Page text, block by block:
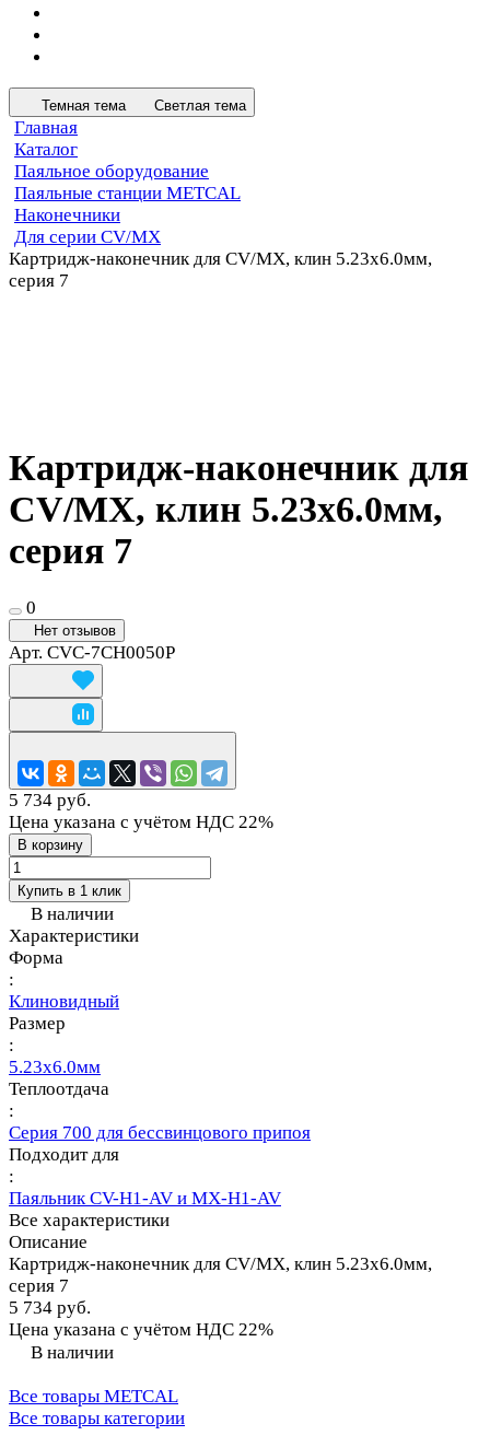
Темная тема Светлая тема
Главная
Каталог
Паяльное оборудование
Паяльные станции METCAL
Наконечники
Для серии CV/MX
Картридж-наконечник для СV/MX, клин 5.23х6.0мм,
серия 7
Картридж-наконечник для
СV/MX, клин 5.23х6.0мм,
серия 7
0
Нет отзывов
Арт. CVC-7CH0050P
5 734 руб.
Цена указана с учётом НДС 22%
В корзину
Купить в 1 клик
В наличии
Характеристики
Форма
:
Клиновидный
Размер
:
5.23х6.0мм
Теплоотдача
:
Серия 700 для бессвинцового припоя
Подходит для
:
Паяльник CV-H1-AV и MX-H1-AV
Все характеристики
Описание
Картридж-наконечник для СV/MX, клин 5.23х6.0мм,
серия 7
5 734 руб.
Цена указана с учётом НДС 22%
В наличии
Все товары METCAL
Все товары категории